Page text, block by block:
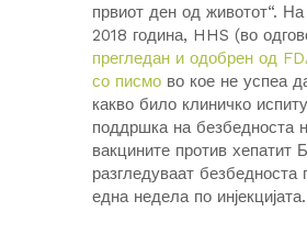
првиот ден од животот“. На
2018 година, HHS (во
прегледан и одобрен од
со писмо во кое не успеа
какво било клиничко
поддршка на безбедноста
вакцините против хепатит
разгледуваат безбедноста
една недела по инјекцијата.